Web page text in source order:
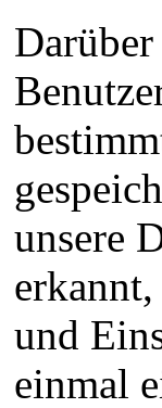
unsere
und
einmal